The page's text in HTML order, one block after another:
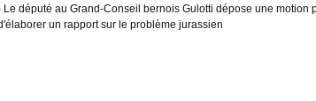
Le député au Grand-Conseil bernois Gulotti dépose une motion
un rapport sur le problème jurassien